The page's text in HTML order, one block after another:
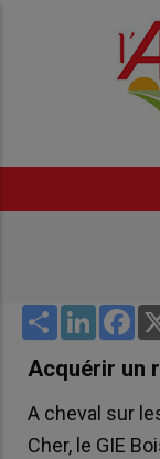
Share
Acquérir un
A cheval sur
Cher, le GIE